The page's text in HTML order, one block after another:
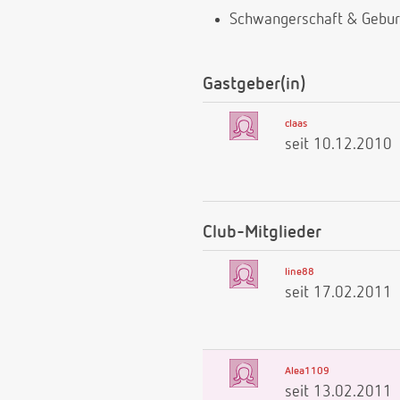
Schwangerschaft &
Gastgeber(in)
claas
seit 10.12.2010
Club-Mitglieder
line88
seit 17.02.2011
Alea1109
seit 13.02.2011